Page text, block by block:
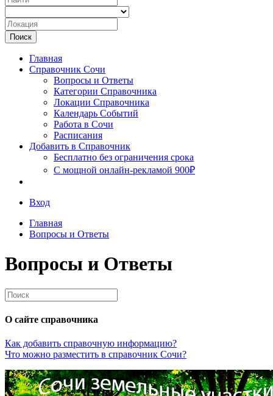
Сочи
Поиск
Главная
Справочник Сочи
Вопросы и Ответы
Категории Справочника
Локации Справочника
Календарь Событий
Работа в Сочи
Расписания
Добавить в Справочник
Бесплатно без ограничения срока
С мощной онлайн-рекламой 900₽
Вход
Главная
Вопросы и Ответы
Вопросы и Ответы
О сайте справочника
Как добавить справочную информацию?
Что можно разместить в справочник Сочи?